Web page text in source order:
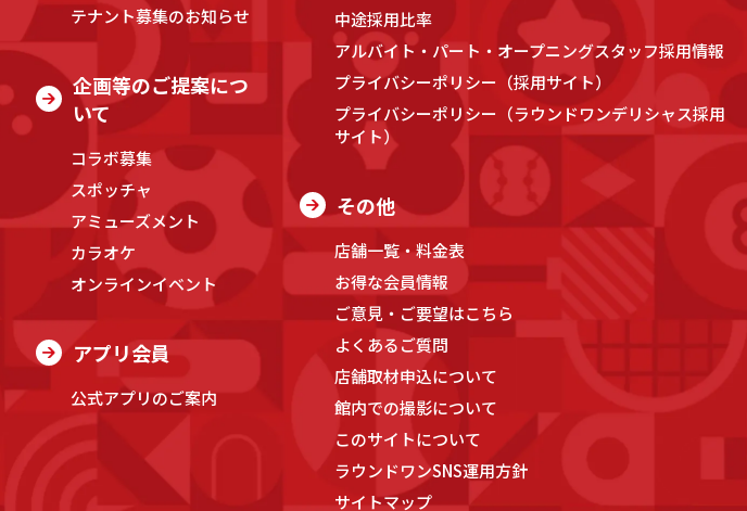
テナント募集のお知らせ
企画等のご提案につ
いて
コラボ募集
スポッチャ
アミューズメント
カラオケ
オンラインイベント
アプリ会員
公式アプリのご案内
中途採用比率
アルバイト・パート・オープニングスタッフ採用情報
プライバシーポリシー（採用サイト）
プライバシーポリシー（ラウンドワンデリシャス採用
サイト）
その他
店舗一覧・料金表
お得な会員情報
ご意見・ご要望はこちら
よくあるご質問
店舗取材申込について
館内での撮影について
このサイトについて
ラウンドワンSNS運用方針
サイトマップ